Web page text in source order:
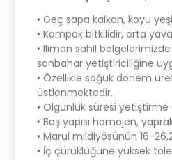
• Geç sapa kalkan, koyu
• Kompak bitkilidir, orta
• Ilıman sahil
sonbahar yetiştiriciliğine
• Özellikle soğuk dönem
üstlenmektedir.
• Olgunluk süresi
• Baş yapısı homojen,
• Marul mildiyösünün 16-
• İç çürüklüğüne yüksek